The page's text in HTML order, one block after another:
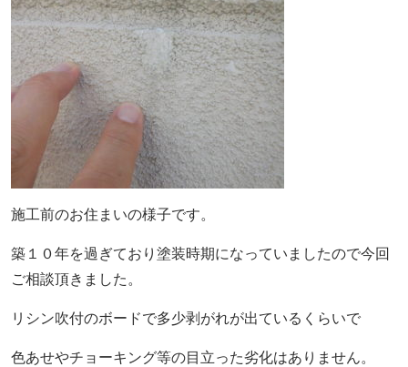
施工前のお住まいの様子です。
築１０年を過ぎており塗装時期になっていましたので今回
ご相談頂きました。
リシン吹付のボードで多少剥がれが出ているくらいで
色あせやチョーキング等の目立った劣化はありません。